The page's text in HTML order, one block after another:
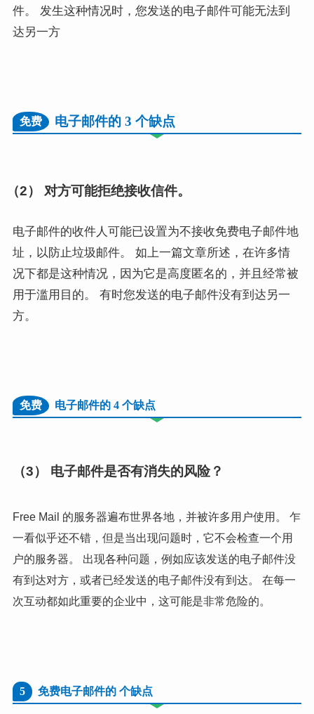
件。 发生这种情况时，您发送的电子邮件可能无法到
达另一方
免费 电子邮件的 3 个缺点
（2） 对方可能拒绝接收信件。
电子邮件的收件人可能已设置为不接收免费电子邮件地
址，以防止垃圾邮件。 如上一篇文章所述，在许多情
况下都是这种情况，因为它是高度匿名的，并且经常被
用于滥用目的。 有时您发送的电子邮件没有到达另一
方。
免费 电子邮件的 4 个缺点
（3） 电子邮件是否有消失的风险？
Free Mail 的服务器遍布世界各地，并被许多用户使用。 乍
一看似乎还不错，但是当出现问题时，它不会检查一个用
户的服务器。 出现各种问题，例如应该发送的电子邮件没
有到达对方，或者已经发送的电子邮件没有到达。 在每一
次互动都如此重要的企业中，这可能是非常危险的。
免费电子邮件的
5 个缺点